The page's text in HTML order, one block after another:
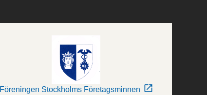
Föreningen Stockholms Företagsminnen